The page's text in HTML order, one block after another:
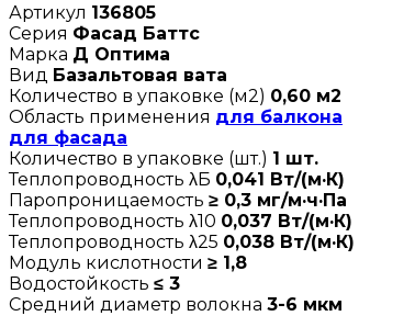
Артикул 136805
Серия Фасад Баттс
Марка Д Оптима
Вид Базальтовая вата
Количество в упаковке (м2) 0,60 м2
Область применения для балкона
для фасада
Количество в упаковке (шт.) 1 шт.
Теплопроводность λБ 0,041 Вт/(м·К)
Паропроницаемость ≥ 0,3 мг/м·ч·Па
Теплопроводность λ10 0,037 Вт/(м·К)
Теплопроводность λ25 0,038 Вт/(м·К)
Модуль кислотности ≥ 1,8
Водостойкость ≤ 3
Средний диаметр волокна 3-6 мкм